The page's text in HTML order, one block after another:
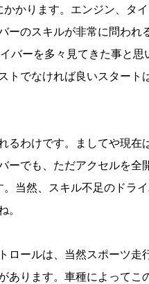
かります。エンジン、タ
のスキルが非常に問われ
バーを多々見てきた事と思
トでなければ良いスタート
るわけです。ましてや現在
ーでも、ただアクセルを全
当然、スキル不足のドラ
。
ールは、当然スポーツ走
あります。車種によってこ